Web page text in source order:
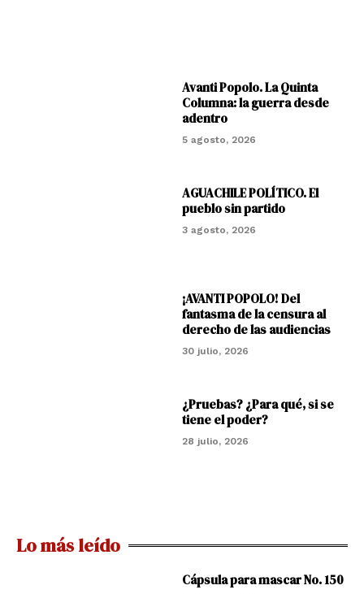
Avanti Popolo. La Quinta
Columna: la guerra desde
adentro
5 agosto, 2026
AGUACHILE POLÍTICO. El
pueblo sin partido
3 agosto, 2026
¡AVANTI POPOLO! Del
fantasma de la censura al
derecho de las audiencias
30 julio, 2026
¿Pruebas? ¿Para qué, si se
tiene el poder?
28 julio, 2026
Lo más leído
Cápsula para mascar No. 150